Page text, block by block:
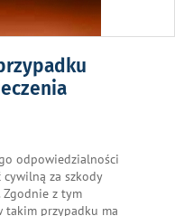
odpowiedzialności
za szkody
Zgodnie z tym
takim przypadku ma